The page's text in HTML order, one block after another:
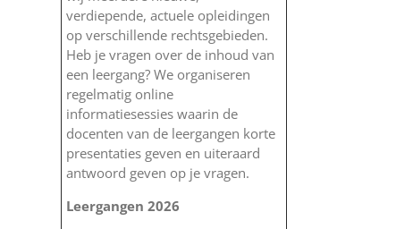
verdiepende, actuele opleidingen
op verschillende rechtsgebieden.
Heb je vragen over de inhoud van
een leergang? We organiseren
regelmatig online
informatiesessies waarin de
docenten van de leergangen korte
presentaties geven en uiteraard
antwoord geven op je vragen.
Leergangen 2026